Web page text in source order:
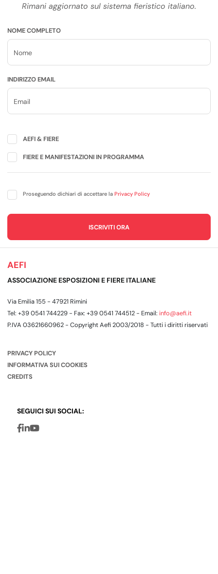
Rimani aggiornato sul sistema fieristico italiano.
NOME COMPLETO
INDIRIZZO EMAIL
AEFI & FIERE
FIERE E MANIFESTAZIONI IN PROGRAMMA
Proseguendo dichiari di accettare la Privacy Policy
AEFI
ASSOCIAZIONE ESPOSIZIONI E FIERE ITALIANE
Via Emilia 155 - 47921 Rimini
Tel: +39 0541 744229 - Fax: +39 0541 744512 - Email: info@aefi.it
P.IVA 03621660962 - Copyright Aefi 2003/2018 - Tutti i diritti riservati
PRIVACY POLICY
INFORMATIVA SUI COOKIES
CREDITS
SEGUICI SUI SOCIAL: